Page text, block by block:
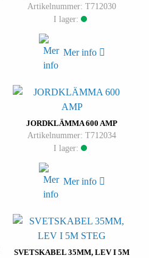
Artikelnummer: T712030
I lager:
Mer info
JORDKLÄMMA 600 AMP
Artikelnummer: T712034
I lager:
Mer info
SVETSKABEL 35MM, LEV I 5M